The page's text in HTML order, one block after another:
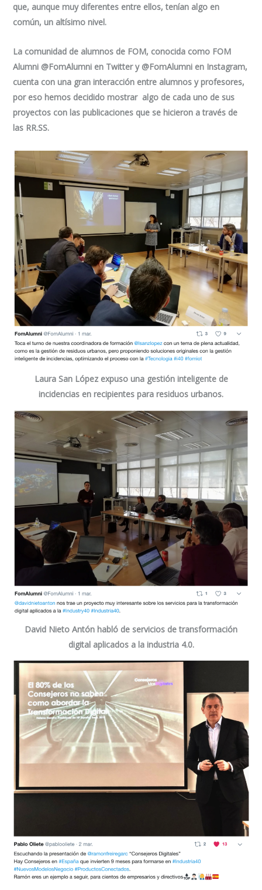
que, aunque muy diferentes entre ellos, tenían algo en
común, un altísimo nivel.
La comunidad de alumnos de FOM, conocida como FOM
Alumni @FomAlumni en Twitter y @FomAlumni en Instagram,
cuenta con una gran interacción entre alumnos y profesores,
por eso hemos decidido mostrar algo de cada uno de sus
proyectos con las publicaciones que se hicieron a través de
las RR.SS.
Laura San Lópezexpuso una gestión inteligente de
incidencias en recipientes para residuos urbanos.
David Nieto Antón habló de servicios de transformación
digital aplicados a la industria 4.0.